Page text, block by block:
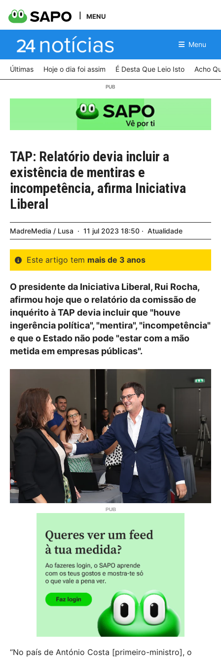
MENU
Menu
Últimas Hoje o dia foi assim É Desta Que Leio Isto Acho
TAP: Relatório devia incluir a
existência de mentiras e
incompetência, afirma Iniciativa
Liberal
MadreMedia / Lusa 11 jul 2023 18:50 Atualidade
Este artigo tem mais de 3 anos
O presidente da Iniciativa Liberal, Rui Rocha,
afirmou hoje que o relatório da comissão de
inquérito à TAP devia incluir que "houve
ingerência política", "mentira", "incompetência"
e que o Estado não pode "estar com a mão
metida em empresas públicas".
“No país de António Costa [primeiro-ministro], o